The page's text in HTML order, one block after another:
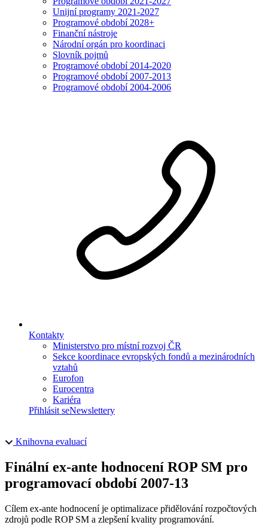
Unijní programy 2021-2027
Programové období 2028+
Finanční nástroje
Národní orgán pro koordinaci
Slovník pojmů
Programové období 2014-2020
Programové období 2007-2013
Programové období 2004-2006
Kontakty
Ministerstvo pro místní rozvoj ČR
Sekce koordinace evropských fondů a mezinárodních
vztahů
Eurofon
Eurocentra
Kariéra
Přihlásit seNewslettery
Knihovna evaluací
Finální ex-ante hodnocení ROP SM pro
programovací období 2007-13
Cílem ex-ante hodnocení je optimalizace přidělování rozpočtových
zdrojů podle ROP SM a zlepšení kvality programování.